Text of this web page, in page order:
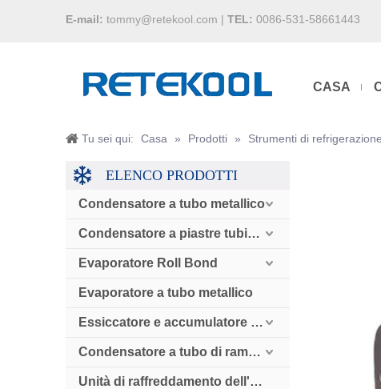
E-mail: tommy@retekool.com | TEL: 0086-531-58661443
CASA
Tu sei qui: Casa » Prodotti » Strumenti di refrigerazione
ELENCO PRODOTTI
Condensatore a tubo metallico
Condensatore a piastre tubiere
Evaporatore Roll Bond
Evaporatore a tubo metallico
Essiccatore e accumulatore e valvola di ritegno
Condensatore a tubo di rame raffreddato ad aria
Unità di raffreddamento dell'aria